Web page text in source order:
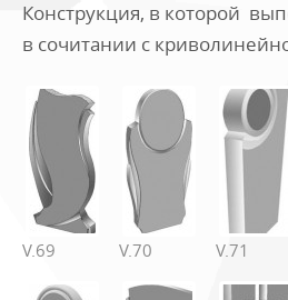
Конструкция, в которой
в сочитании с
V.69 V.70 V.71